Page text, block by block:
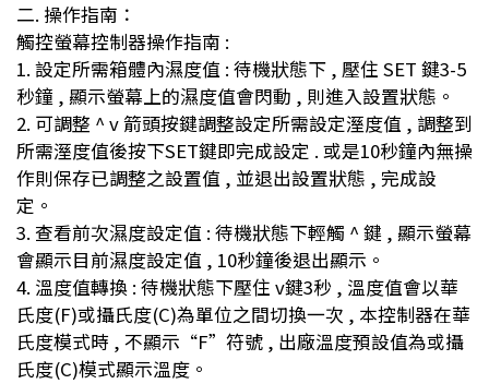
二. 操作指南：
觸控螢幕控制器操作指南 :
1. 設定所需箱體內濕度值 : 待機狀態下 , 壓住 SET 鍵3-5
秒鐘 , 顯示螢幕上的濕度值會閃動 , 則進入設置狀態。
2. 可調整 ^ v 箭頭按鍵調整設定所需設定溼度值 , 調整到
所需溼度值後按下SET鍵即完成設定 . 或是10秒鐘內無操
作則保存已調整之設置值 , 並退出設置狀態 , 完成設
定。
3. 查看前次濕度設定值 : 待機狀態下輕觸 ^ 鍵 , 顯示螢幕
會顯示目前濕度設定值 , 10秒鐘後退出顯示。
4. 溫度值轉換 : 待機狀態下壓住 v鍵3秒 , 溫度值會以華
氏度(F)或攝氏度(C)為單位之間切換一次 , 本控制器在華
氏度模式時 , 不顯示“F”符號 , 出廠溫度預設值為或攝
氏度(C)模式顯示溫度。